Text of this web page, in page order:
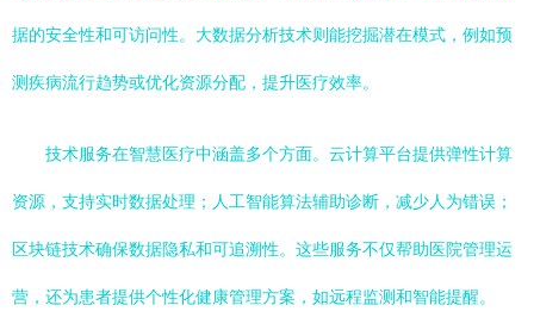
据的安全性和可访问性。大数据分析技术则能挖掘潜在模式，例如预
测疾病流行趋势或优化资源分配，提升医疗效率。
技术服务在智慧医疗中涵盖多个方面。云计算平台提供弹性计算
资源，支持实时数据处理；人工智能算法辅助诊断，减少人为错误；
区块链技术确保数据隐私和可追溯性。这些服务不仅帮助医院管理运
营，还为患者提供个性化健康管理方案，如远程监测和智能提醒。